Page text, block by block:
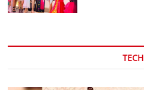
TECH